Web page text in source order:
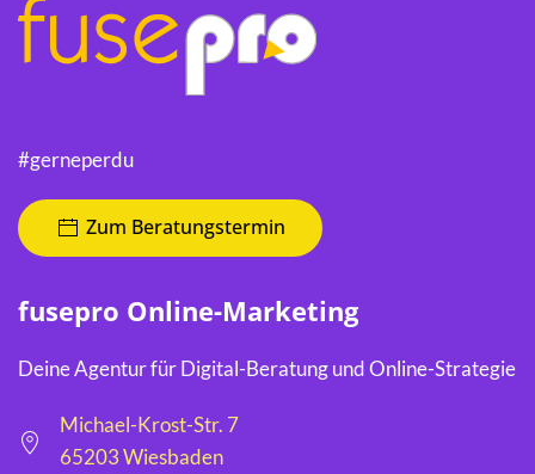
#gerneperdu
Zum Beratungstermin
fusepro Online-Marketing
Deine Agentur für Digital-Beratung und Online-Strategie
Michael-Krost-Str. 7
65203 Wiesbaden